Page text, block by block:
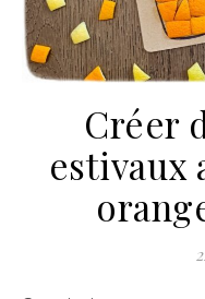
Créer
estivaux